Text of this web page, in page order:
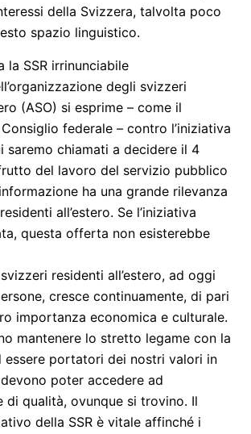
della Svizzera, talvolta poco
spazio linguistico.
la SSR irrinunciabile
degli svizzeri
(ASO) si esprime – come il
federale – contro l’iniziativa
saremo chiamati a decidere il 4
del lavoro del servizio pubblico
ha una grande rilevanza
all’estero. Se l’iniziativa
questa offerta non esisterebbe
residenti all’estero, ad oggi
cresce continuamente, di pari
importanza economica e culturale.
mantenere lo stretto legame con la
essere portatori dei nostri valori in
poter accedere ad
di qualità, ovunque si trovino. Il
della SSR è vitale affinché i